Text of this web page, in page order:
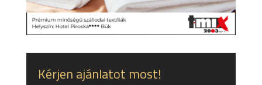
Kérjen ajánlatot most!